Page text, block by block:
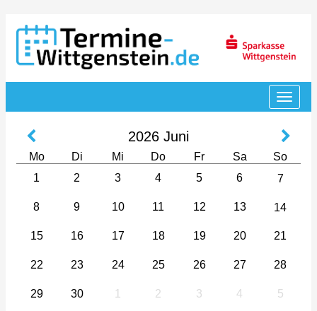
2026 Juni
Mo Di Mi Do Fr Sa
So
1
2 3 4 5 6 7
8 9 10 11 12 13 14
15 16 17 18 19 20 21
22 23 24 25 26 27 28
29 30 1 2 3 4 5